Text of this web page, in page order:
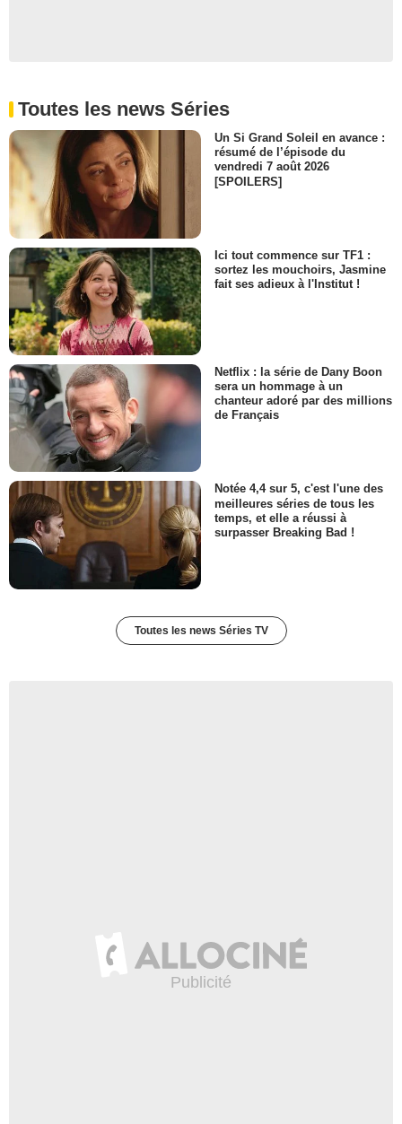
Toutes les news Séries
Un Si Grand Soleil en avance :
résumé de l’épisode du
vendredi 7 août 2026
[SPOILERS]
Ici tout commence sur TF1 :
sortez les mouchoirs, Jasmine
fait ses adieux à l'Institut !
Netflix : la série de Dany Boon
sera un hommage à un
chanteur adoré par des millions
de Français
Notée 4,4 sur 5, c'est l'une des
meilleures séries de tous les
temps, et elle a réussi à
surpasser Breaking Bad !
Toutes les news Séries TV